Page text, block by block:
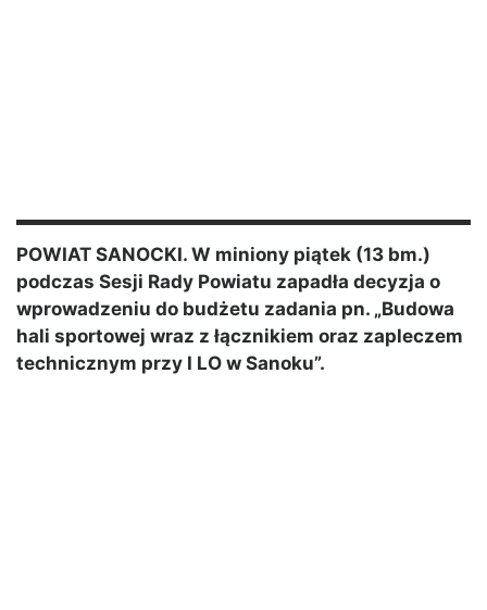
POWIAT SANOCKI. W miniony piątek (13 bm.)
podczas Sesji Rady Powiatu zapadła decyzja o
wprowadzeniu do budżetu zadania pn. „Budowa
hali sportowej wraz z łącznikiem oraz zapleczem
technicznym przy I LO w Sanoku”.